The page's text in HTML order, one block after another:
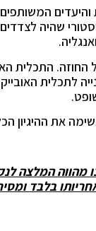
שהיה
התכלית
לתכלית
את ההיגיון
מהווה המלצה
בלבד